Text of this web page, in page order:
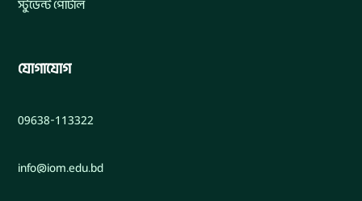
স্টুডেন্ট পোর্টাল
যোগাযোগ
09638-113322
info@iom.edu.bd